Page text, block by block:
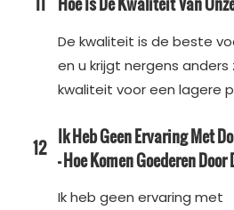
De kwaliteit is de beste
en u krijgt nergens
kwaliteit voor een lagere
12 Ik Heb Geen Ervaring Met
– Hoe Komen Goederen
Ik heb geen ervaring met